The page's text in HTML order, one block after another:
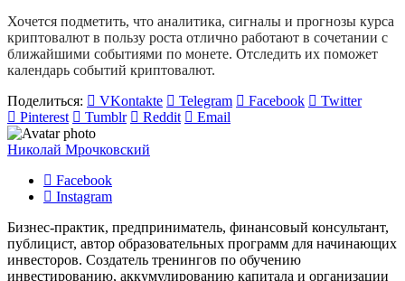
Хочется подметить, что аналитика, сигналы и прогнозы курса
криптовалют в пользу роста отлично работают в сочетании с
ближайшими событиями по монете. Отследить их поможет
календарь событий криптовалют.
Поделиться:
VKontakte Telegram Facebook
Twitter
Pinterest
Tumblr Reddit Email
Николай Мрочковский
Facebook
Instagram
Бизнес-практик, предприниматель, финансовый консультант,
публицист, автор образовательных программ для начинающих
инвесторов. Создатель тренингов по обучению
инвестированию, аккумулированию капитала и организации